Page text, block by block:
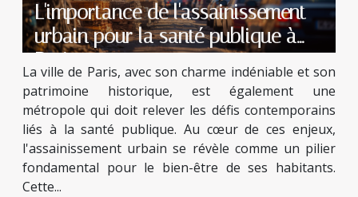
L'importance de l'assainissement
urbain pour la santé publique à
Paris
La ville de Paris, avec son charme indéniable et son
patrimoine historique, est également une
métropole qui doit relever les défis contemporains
liés à la santé publique. Au cœur de ces enjeux,
l'assainissement urbain se révèle comme un pilier
fondamental pour le bien-être de ses habitants.
Cette...